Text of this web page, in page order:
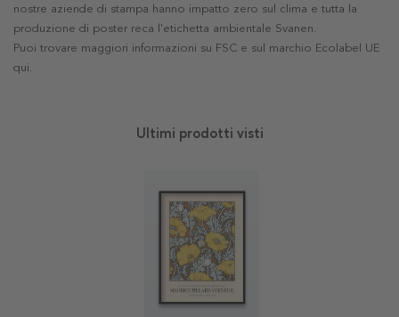
nostre aziende di stampa hanno impatto zero sul clima e tutta la
produzione di poster reca l'etichetta ambientale Svanen.
Puoi trovare maggiori informazioni su FSC e sul marchio Ecolabel UE
qui.
Ultimi prodotti visti